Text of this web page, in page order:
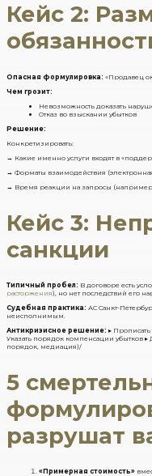
Кейс 2:
Опасная формулировка: «Продавец
Чем грозит:
Невозможность доказать
Отказ во взыскании убытков
Решение:
Конкретизировать:
→ Какие именно услуги входят в
→ Форматы взаимодействия
→ Время реакции на запросы (например,
Кейс 3:
санкции
Типичный пробел: В договоре есть
расторжения), но нет последствий его
Судебная практика: АС Санкт-
неисполнимым.
Антикризисное решение: ▸
Указать порядок компенсации убытков
порядок, медиация)/
5
разрушат
«Примерная стоимость»